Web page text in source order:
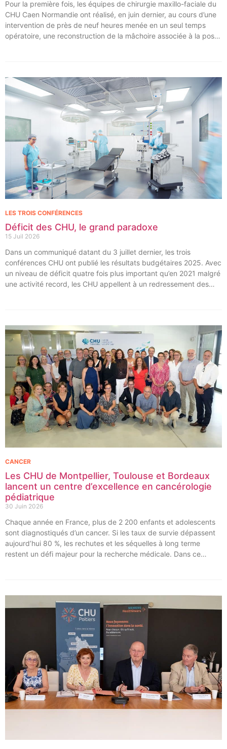
Pour la première fois, les équipes de chirurgie maxillo-faciale du
CHU Caen Normandie ont réalisé, en juin dernier, au cours d’une
intervention de près de neuf heures menée en un seul temps
opératoire, une reconstruction de la mâchoire associée à la pose
Déficit des CHU, le grand paradoxe
15 Juil 2026
LES TROIS CONFÉRENCES
Dans un communiqué datant du 3 juillet dernier, les trois
conférences CHU ont publié les résultats budgétaires 2025. Avec
un niveau de déficit quatre fois plus important qu’en 2021 malgré
une activité record, les CHU appellent à un redressement des
Les CHU de Montpellier, Toulouse et Bordeaux
lancent un centre d’excellence en cancérologie
pédiatrique
30 Juin 2026
CANCER
Chaque année en France, plus de 2 200 enfants et adolescents
sont diagnostiqués d’un cancer. Si les taux de survie dépassent
aujourd’hui 80 %, les rechutes et les séquelles à long terme
restent un défi majeur pour la recherche médicale. Dans ce
cancers pédiatriques.